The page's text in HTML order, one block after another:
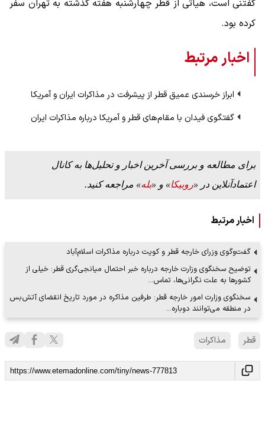
گفتنی است، هیاتی از قطر چهارشنبه هفته گذشته به تهران سفر
کرده بود.
اخبار مرتبط
ابراز خرسندی عمیق قطر از پیشرفت در مذاکرات ایران و آمریکا
گفتگوی فیدان با مقام‌های قطر و آمریکا درباره مذاکرات ایران
برای مطالعه و بررسی آخرین اخبار و تحلیل‌ها به کانال
اعتمادآنلاین در «روبیکا» و «بله» مراجعه کنید.
اخبار مرتبط
گفت‌وگوی وزرای خارجه قطر و کویت درباره مذاکرات اسلام‌آباد
توضیح سخنگوی وزارت خارجه درباره خبر احتمال میانجی‌گری قطر: خیلی از
کشورها به علت نگرانی‌ها، تماس…
سخنگوی وزارت امور خارجه قطر: طرفین مذاکره در مورد تاریخ انقضای آتش‌بس
در منطقه می‌توانند دوباره…
قطر مذاکرات